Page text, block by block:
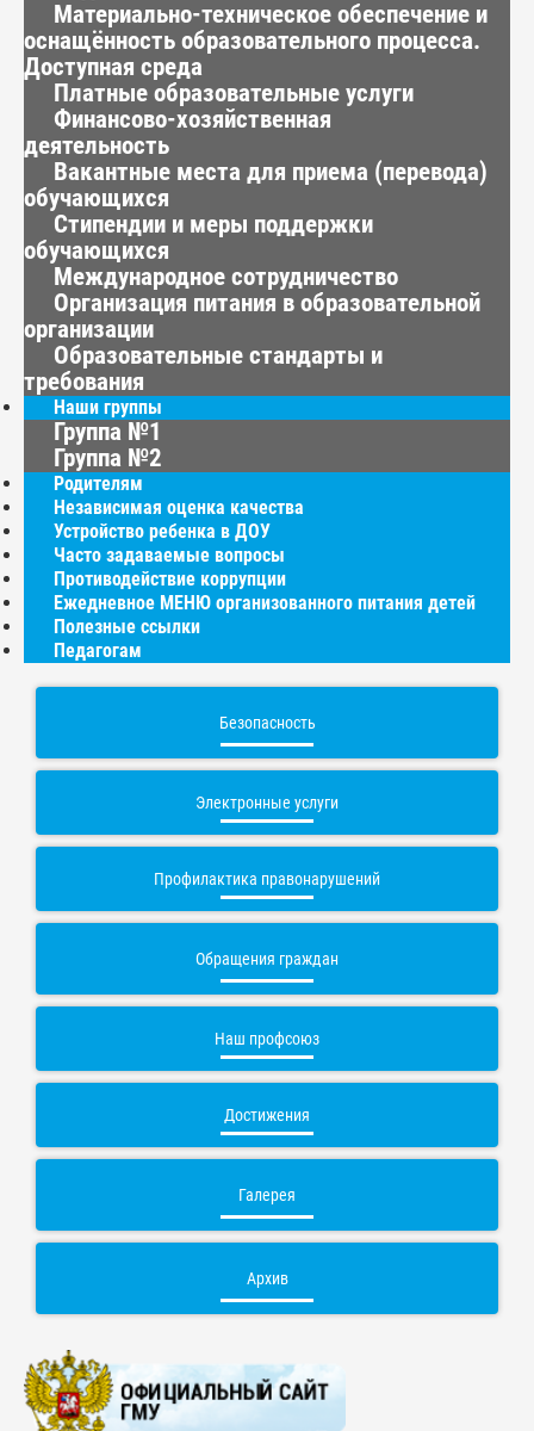
Материально-техническое обеспечение и
оснащённость образовательного процесса.
Доступная среда
Платные образовательные услуги
Финансово-хозяйственная
деятельность
Вакантные места для приема (перевода)
обучающихся
Стипендии и меры поддержки
обучающихся
Международное сотрудничество
Организация питания в образовательной
организации
Образовательные стандарты и
требования
Наши группы
Группа №1
Группа №2
Родителям
Независимая оценка качества
Устройство ребенка в ДОУ
Часто задаваемые вопросы
Противодействие коррупции
Ежедневное МЕНЮ организованного питания детей
Полезные ссылки
Педагогам
Безопасность
Электронные услуги
Профилактика правонарушений
Обращения граждан
Наш профсоюз
Достижения
Галерея
Архив